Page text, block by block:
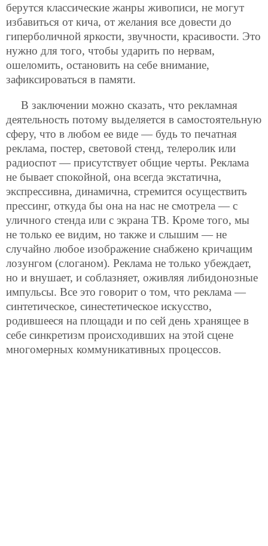
берутся классические жанры живописи, не могут
избавиться от кича, от желания все довести до
гиперболичной яркости, звучности, красивости. Это
нужно для того, чтобы ударить по нервам,
ошеломить, остановить на себе внимание,
зафиксироваться в памяти.
В заключении можно сказать, что рекламная
деятельность потому выделяется в самостоятельную
сферу, что в любом ее виде — будь то печатная
реклама, постер, световой стенд, телеролик или
радиоспот — присутствует общие черты. Реклама
не бывает спокойной, она всегда экстатична,
экспрессивна, динамична, стремится осуществить
прессинг, откуда бы она на нас не смотрела — с
уличного стенда или с экрана ТВ. Кроме того, мы
не только ее видим, но также и слышим — не
случайно любое изображение снабжено кричащим
лозунгом (слоганом). Реклама не только убеждает,
но и внушает, и соблазняет, оживляя либидонозные
импульсы. Все это говорит о том, что реклама —
синтетическое, синестетическое искусство,
родившееся на площади и по сей день хранящее в
себе синкретизм происходивших на этой сцене
многомерных коммуникативных процессов.